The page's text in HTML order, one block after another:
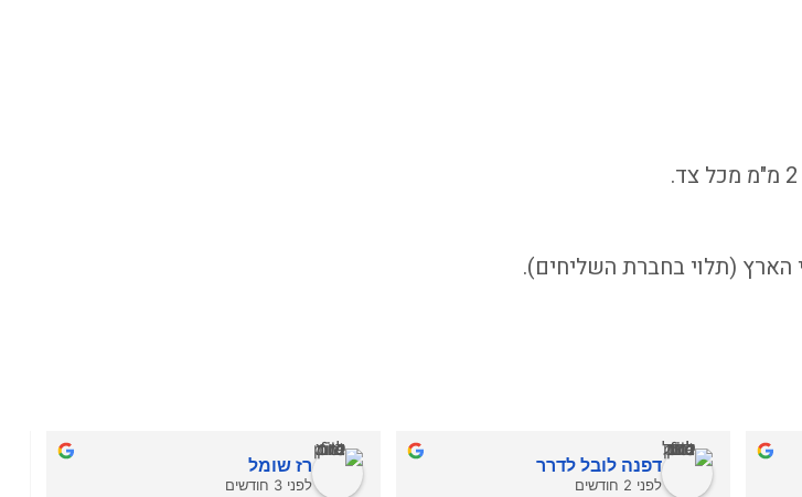
(תלוי בחברת השליחים).
דפנה לובל לדרר
לפני 2 חודשים
רז שומל
לפני 3 חודשים